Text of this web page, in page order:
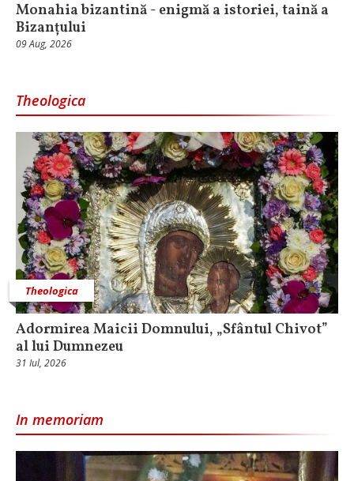
Monahia bizantină - enigmă a istoriei, taină a
Bizanțului
09 Aug, 2026
Theologica
Theologica
Adormirea Maicii Domnului, „Sfântul Chivot”
al lui Dumnezeu
31 Iul, 2026
In memoriam